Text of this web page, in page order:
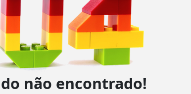
não encontrado!